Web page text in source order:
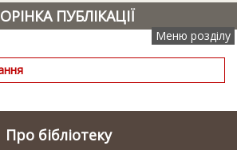
ПУБЛІКАЦІЇ
Меню розділу
Про бібліотеку